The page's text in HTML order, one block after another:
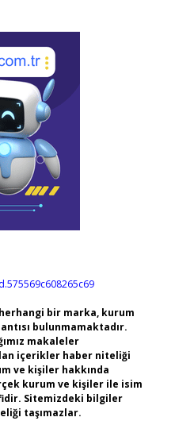
bir marka, kurum
bulunmamaktadır.
makaleler
içerikler haber niteliği
ve kişiler hakkında
kurum ve kişiler ile isim
Sitemizdeki bilgiler
taşımazlar.